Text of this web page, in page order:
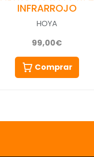
INFRARROJO
HOYA
99,00€
Comprar